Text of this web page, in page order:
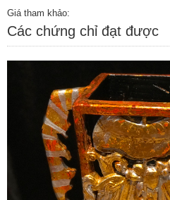
Giá tham khảo:
Các chứng chỉ đạt được